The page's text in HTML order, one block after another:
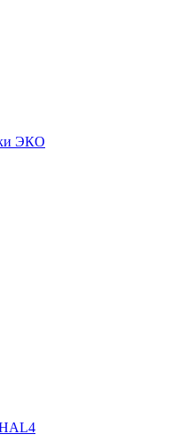
ЭКО